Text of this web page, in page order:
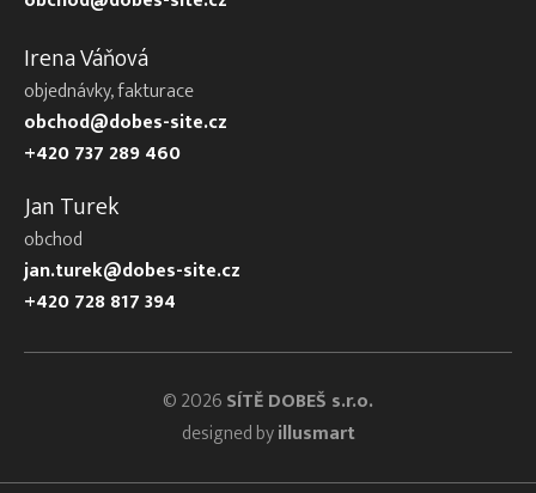
Irena Váňová
objednávky, fakturace
obchod@dobes-site.cz
+420 737 289 460
Jan Turek
obchod
jan.turek@dobes-site.cz
+420 728 817 394
© 2026SÍTĚ DOBEŠ s.r.o.
designed byillusmart